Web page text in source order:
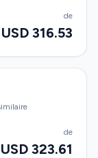
de
USD 316.53
de
USD 323.61